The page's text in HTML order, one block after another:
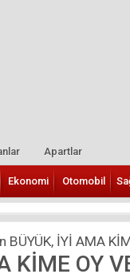
Apartlar
Ekonomi Otomobil
BÜYÜK, İYİ AMA
KİME OY